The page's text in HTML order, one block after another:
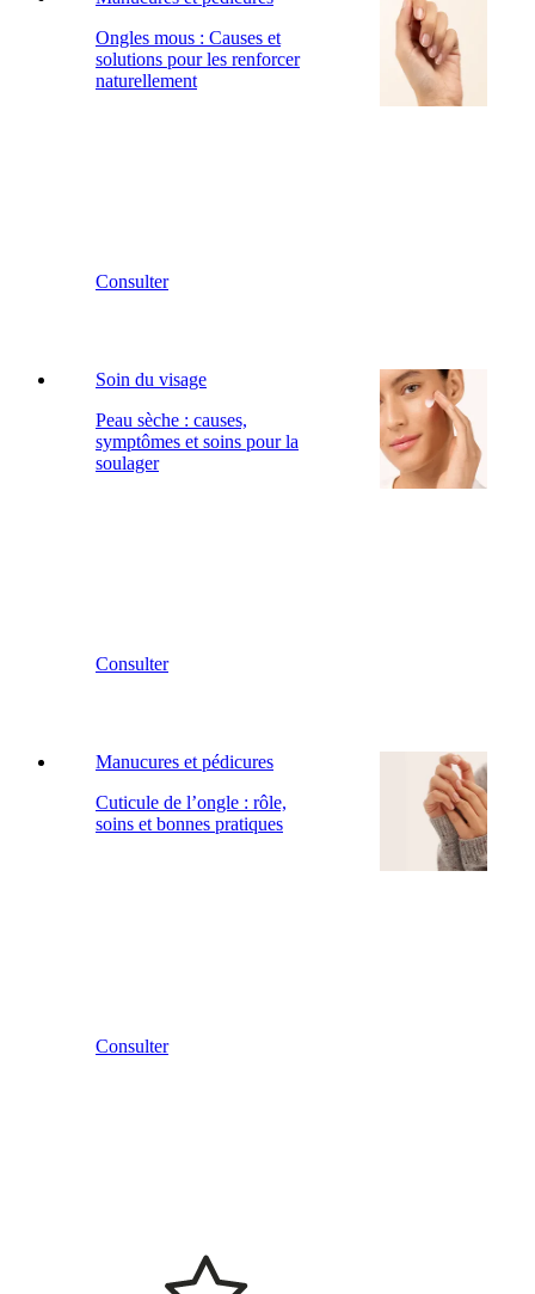
Ongles mous : Causes et
solutions pour les renforcer
naturellement
Consulter
Soin du visage
Peau sèche : causes,
symptômes et soins pour la
soulager
Consulter
Manucures et pédicures
Cuticule de l’ongle : rôle,
soins et bonnes pratiques
Consulter